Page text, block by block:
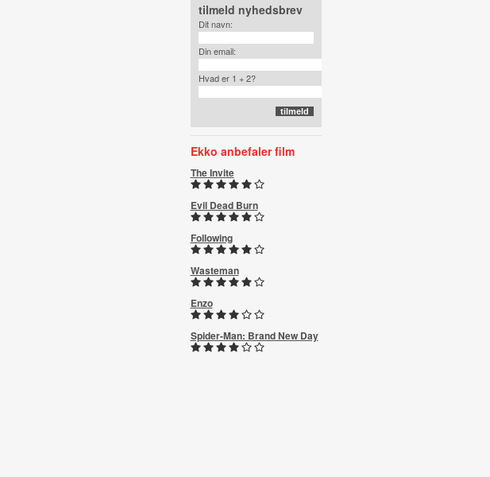
tilmeld nyhedsbrev
Dit navn:
Din email:
Hvad er 1 + 2?
Ekko anbefaler film
The Invite
Evil Dead Burn
Following
Wasteman
Enzo
Spider-Man: Brand New Day